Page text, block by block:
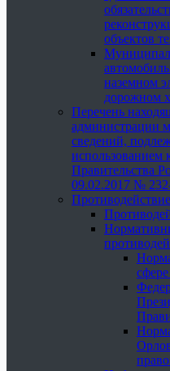
объектов
наземном
дорожном
Перечень
администрации
сведений,
использованием
Правительства
09.02.2017 №